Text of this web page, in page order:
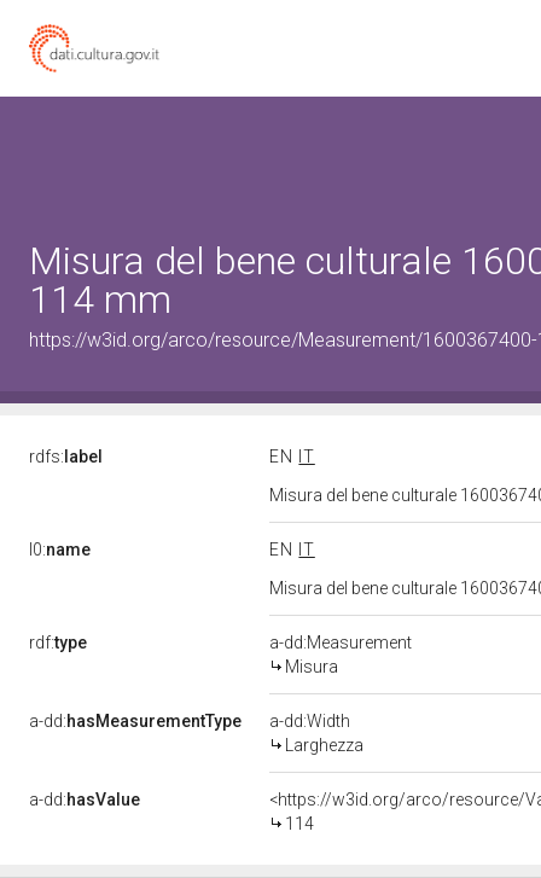
Misura del bene culturale
114 mm
https://w3id.org/arco/resource/Measurement/1600367400-
rdfs: label EN
IT
Misura del bene culturale
l0:name EN
IT
Misura del bene culturale
rdf:type
a-dd:Measurement
Misura
a-dd:hasMeasurementType
a-dd:Width
Larghezza
a-dd:hasValue
<https://w3id.org/arco/resource/
114